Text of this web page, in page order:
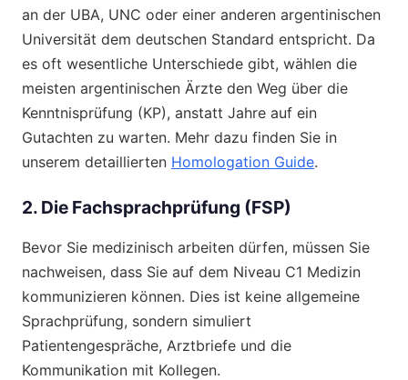
an der UBA, UNC oder einer anderen argentinischen
Universität dem deutschen Standard entspricht. Da
es oft wesentliche Unterschiede gibt, wählen die
meisten argentinischen Ärzte den Weg über die
Kenntnisprüfung (KP), anstatt Jahre auf ein
Gutachten zu warten. Mehr dazu finden Sie in
unserem detaillierten Homologation Guide.
2. Die Fachsprachprüfung (FSP)
Bevor Sie medizinisch arbeiten dürfen, müssen Sie
nachweisen, dass Sie auf dem Niveau C1 Medizin
kommunizieren können. Dies ist keine allgemeine
Sprachprüfung, sondern simuliert
Patientengespräche, Arztbriefe und die
Kommunikation mit Kollegen.